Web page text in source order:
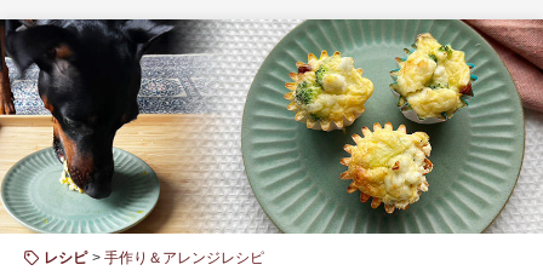
レシピ 手作り＆アレンジレシピ